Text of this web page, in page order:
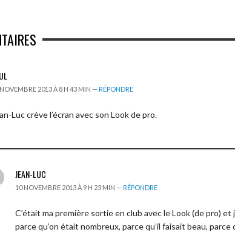
2013 À 8 H 43 MIN — RÉPONDRE
Luc crève l’écran avec son Look de pro.
JEAN-LUC
10 NOVEMBRE 2013 À 9 H 23 MIN — RÉPONDRE
C’était ma première sortie en club avec le Look (de pro) et
parce qu’on était nombreux, parce qu’il faisait beau,